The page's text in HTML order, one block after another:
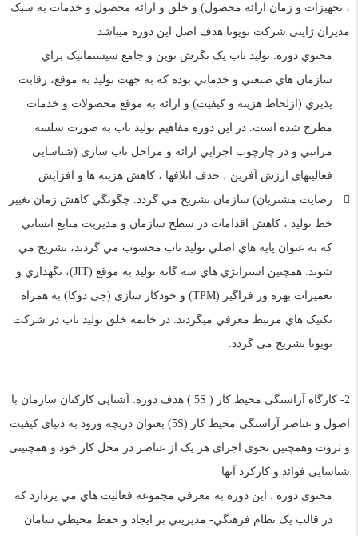
، تجهیزات و زمان ارائه محصول) و خلق و ارائه محصول و خدمات به سبک
مدیران ژاپنی شرکت تویوتا هدف اصل این دوره میباشد
محتوي دوره: توليد ناب يک نگرش نوين و جامع سيستماتيک براي
سازمان هاي صنعتي و خدماتي بوده که به جهت توليد به موقع، رقابت
پذيري (ازلحاظ هزينه و کيفيت) و ارائه به موقع محصولات و خدمات
مطرح شده است. در اين دوره مفاهيم توليد ناب به صورت سلسه
مراتبي و در چارچوب اجرايي ارائه و مراحل ناب سازی (شناسایی
فعالیتهای ارزش آفرین ، حذف اتلافها ، کاهش هزینه ها و افزایش
رضایت مشتریان) سازمان تشريح مي گردد. چگونگي کاهش زمان تغییر
خط تولید ، کاهش اقدامات در سطح سازمان و مديريت منابع انساني
که به عنوان پايه هاي اصلي توليد ناب محسوب مي گردند، تشريح مي
شوند. همچنين استراتژي هاي سه گانه توليد به موقع (JIT)، نگهداري و
تعميرات بهره ور فراگير (TPM) و خودکار سازی (جی دوکا) به همراه
تکنيک هاي مرتبط معرفي ميگردند. در خاتمه خلق تولید ناب در شرکت
تویوتا تشریح می گردد.
2- کارگاه آراستگی محیط کار ( 5S ) هدف دوره: آشنایی کارکنان سازمان با
اصول و عناصر آراستگی محیط کار (5S) بعنوان دریچه ورود به دنیای کیفیت
و ثروت وهمچنین نحوی اجرای هر یک از عناصر در محل کار خود و همچنینی
شناسایی فوائد و کارکرد آنها
محتوی دوره : اين دوره به معرفي مجموعه فعاليت هاي مي پردازد که
در قالب يک نظام فرهنگي- مديريتي بر ايجاد و حفظ محيطي سامان